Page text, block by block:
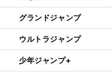
グランドジャンプ
ウルトラジャンプ
少年ジャンプ+